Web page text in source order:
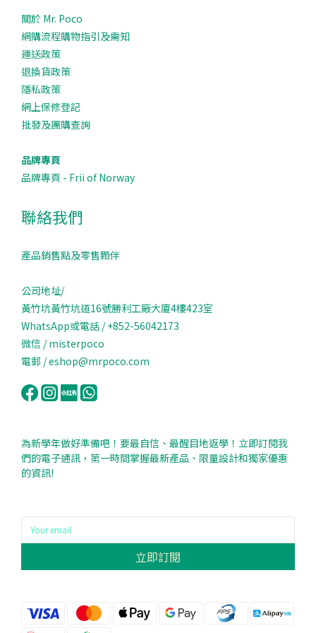
關於 Mr. Poco
網購流程購物指引及需知
運送政策
退換貨政策
隱私政策
網上保修登記
批發及團購查詢
品牌專頁
品牌專頁 - Frii of Norway
聯絡我們
產品銷售點及零售顆伴
公司地址/
黃竹坑黃竹坑道16號勝利工廠大廈4樓423室
WhatsApp或電話 / +852-56042173
微信 / misterpoco
電郵 / eshop@mrpoco.com
為新學年做好準備吧！要最自信、最醒目地返學！立即訂閱我
們的電子通訊，第一時間掌握最新產品、限量設計和獨家優惠
的資訊!
立即訂閱